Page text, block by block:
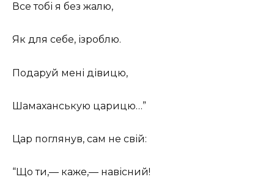
Все тобі я без жалю,
Як для себе, ізроблю.
Подаруй мені дівицю,
Шамаханськую царицю…”
Цар поглянув, сам не свій:
“Що ти,— каже,— навісний!